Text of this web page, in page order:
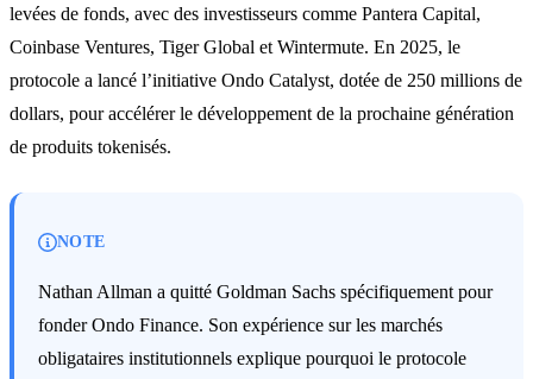
levées de fonds, avec des investisseurs comme Pantera Capital,
Coinbase Ventures, Tiger Global et Wintermute. En 2025, le
protocole a lancé l’initiative Ondo Catalyst, dotée de 250 millions de
dollars, pour accélérer le développement de la prochaine génération
de produits tokenisés.
NOTE
Nathan Allman a quitté Goldman Sachs spécifiquement pour
fonder Ondo Finance. Son expérience sur les marchés
obligataires institutionnels explique pourquoi le protocole